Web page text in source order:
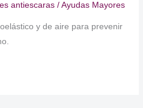
antiescaras /Ayudas Mayores
y de aire para prevenir